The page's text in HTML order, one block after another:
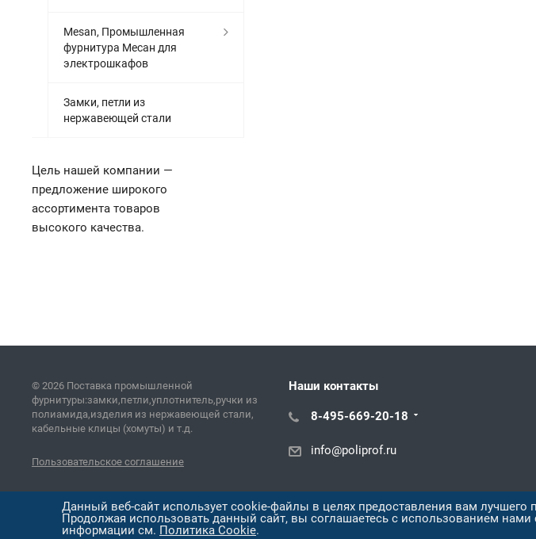
Mesan, Промышленная
фурнитура Месан для
электрошкафов
Замки, петли из
нержавеющей стали
Цель нашей компании —
предложение широкого
ассортимента товаров
высокого качества.
© 2026 Поставка промышленной
фурнитуры:замки,петли,уплотнитель,ручки из
полиамида,изделия из нержавеющей стали,
кабельные клицы (хомуты) и т.д.
Пользовательское соглашение
Версия для печати
Наши контакты
8-495-669-20-18
info@poliprof.ru
Данный веб-сайт использует cookie-файлы в целях предоставления вам лучшего
Продолжая использовать данный сайт, вы соглашаетесь с использованием
информации см. Политика Cookie.